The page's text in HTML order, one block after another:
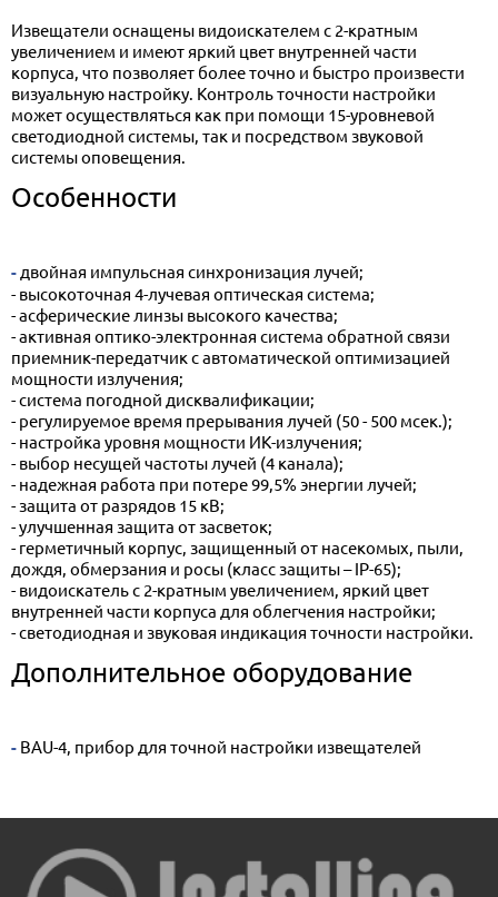
Извещатели оснащены видоискателем с 2-кратным
увеличением и имеют яркий цвет внутренней части
корпуса, что позволяет более точно и быстро произвести
визуальную настройку. Контроль точности настройки
может осуществляться как при помощи 15-уровневой
светодиодной системы, так и посредством звуковой
системы оповещения.
Особенности
- двойная импульсная синхронизация лучей;
- высокоточная 4-лучевая оптическая система;
- асферические линзы высокого качества;
- активная оптико-электронная система обратной связи
приемник-передатчик с автоматической оптимизацией
мощности излучения;
- система погодной дисквалификации;
- регулируемое время прерывания лучей (50 - 500 мсек.);
- настройка уровня мощности ИК-излучения;
- выбор несущей частоты лучей (4 канала);
- надежная работа при потере 99,5% энергии лучей;
- защита от разрядов 15 кВ;
- улучшенная защита от засветок;
- герметичный корпус, защищенный от насекомых, пыли,
дождя, обмерзания и росы (класс защиты – IP-65);
- видоискатель с 2-кратным увеличением, яркий цвет
внутренней части корпуса для облегчения настройки;
- светодиодная и звуковая индикация точности настройки.
Дополнительное оборудование
- BAU-4, прибор для точной настройки извещателей